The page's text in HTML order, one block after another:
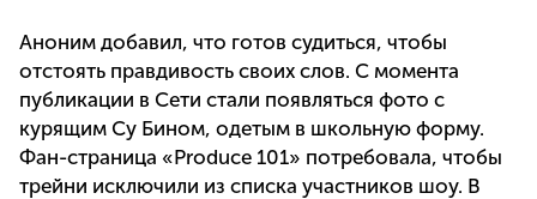
Аноним добавил, что готов судиться, чтобы
отстоять правдивость своих слов. С момента
публикации в Сети стали появляться фото с
курящим Су Бином, одетым в школьную форму.
Фан-страница «Produce 101» потребовала, чтобы
трейни исключили из списка участников шоу. В